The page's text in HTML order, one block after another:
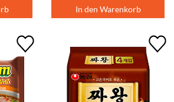
In den Warenkorb